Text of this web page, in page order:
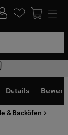
Details
& Backöfen